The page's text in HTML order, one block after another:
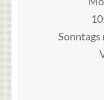
Sonntags